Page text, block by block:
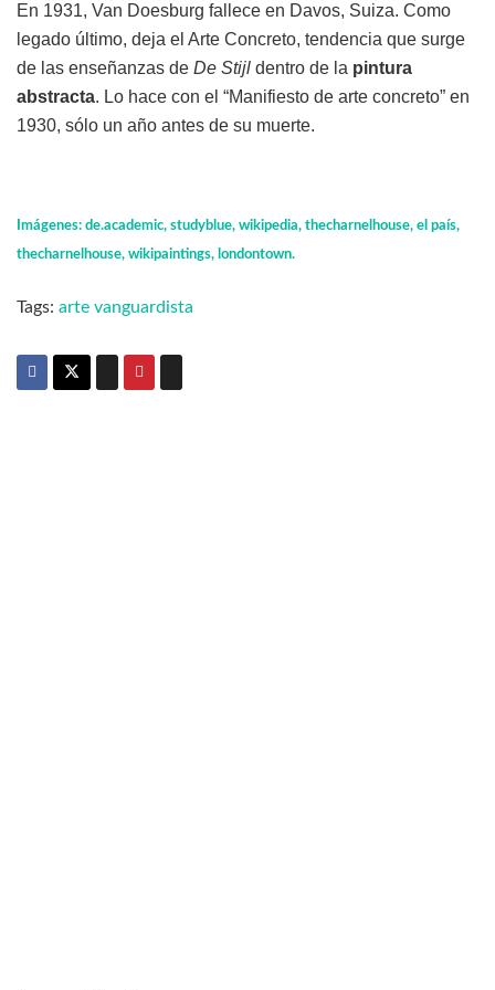
En 1931, Van Doesburg fallece en Davos, Suiza. Como
legado último, deja el Arte Concreto, tendencia que surge
de las enseñanzas de De Stijl dentro de la pintura
abstracta. Lo hace con el “Manifiesto de arte concreto” en
1930, sólo un año antes de su muerte.
Imágenes: de.academic, studyblue, wikipedia, thecharnelhouse, el país,
thecharnelhouse, wikipaintings, londontown.
Tags: arte vanguardista